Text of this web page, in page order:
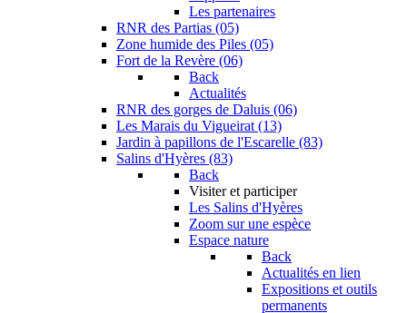
Les partenaires
RNR des Partias (05)
Zone humide des Piles (05)
Fort de la Revère (06)
Back
Actualités
RNR des gorges de Daluis (06)
Les Marais du Vigueirat (13)
Jardin à papillons de l'Escarelle (83)
Salins d'Hyères (83)
Back
Visiter et participer
Les Salins d'Hyères
Zoom sur une espèce
Espace nature
Back
Actualités en lien
Expositions et outils
permanents